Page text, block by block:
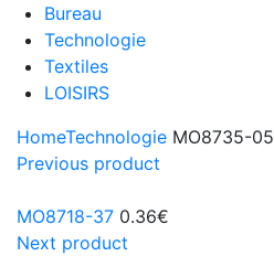
Bureau
Technologie
Textiles
LOISIRS
HomeTechnologie MO8735-05
Previous product
MO8718-37 0.36€
Next product